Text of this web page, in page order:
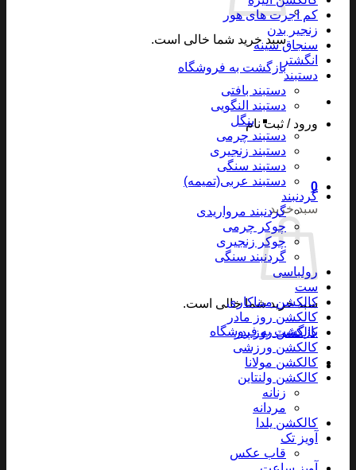
سبد خرید شما خالی است.
بازگشت به فروشگاه
ورود / ثبت نام
سبد خرید
سبد خرید شما خالی است.
بازگشت به فروشگاه
کم اجرت های هور
زنجیر بدن
سنجاق سینه
انگشتر
دستبند
دستبند بافتی
دستبند النگویی
بنگل
دستبند چرمی
دستبند زنجیری
دستبند سنگی
دستبند عربی(تمیمه)
گردنبند
گردنبند مرواریدی
چوکر چرمی
چوکر زنجیری
گردنبند سنگی
رولباسی
ست
کالکشن میناکاری
کالکشن روز مادر
کالکشن روز پدر
کالکشن ورزشی
کالکشن مولانا
کالکشن ولنتاین
زنانه
مردانه
کالکشن یلدا
آویز تک
قاب عکس